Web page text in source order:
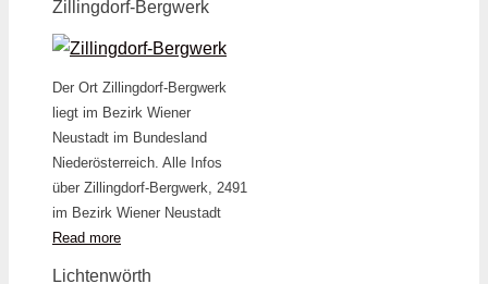
Zillingdorf-Bergwerk
Der Ort Zillingdorf-Bergwerk
liegt im Bezirk Wiener
Neustadt im Bundesland
Niederösterreich. Alle Infos
über Zillingdorf-Bergwerk, 2491
im Bezirk Wiener Neustadt
Read more
Lichtenwörth